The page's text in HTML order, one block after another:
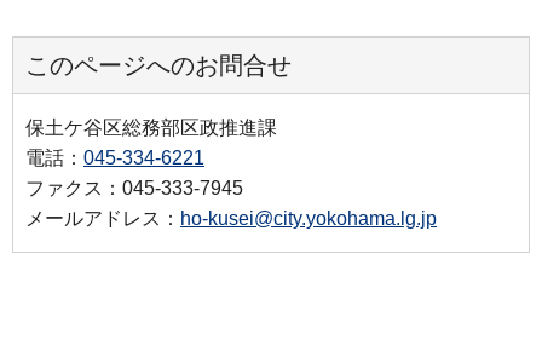
このページへのお問合せ
保土ケ谷区総務部区政推進課
電話： 045-334-6221
ファクス：045-333-7945
メールアドレス： ho-kusei@city.yokohama.lg.jp